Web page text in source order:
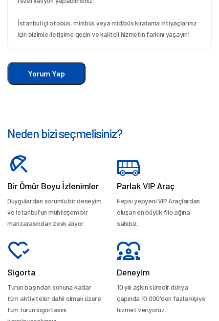
İstanbul içi otobüs, minibüs veya midibüs kiralama ihtiyaçlarınız
için bizimle iletişime geçin ve kaliteli hizmetin farkını yaşayın!
Yorum Yap
Neden bizi seçmelisiniz?
Bir Ömür Boyu İzlenimler
Duygulardan sorumlu bir deneyim
ve İstanbul'un muhteşem bir
manzarasından zevk alıyor.
Parlak VIP Araç
Hepsi yepyeni VIP Araçlardan
oluşan en büyük filo ağına
sahibiz.
Sigorta
Turun başından sonuna kadar
tüm aktiviteler dahil olmak üzere
tüm turun sigortasını
Deneyim
10 yılı aşkın süredir dünya
çapında 10.000'den fazla kişiye
hizmet veriyoruz.